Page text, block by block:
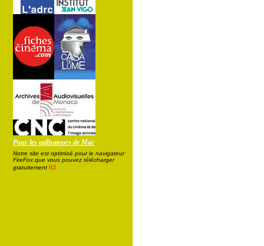
Pour les utilisateurs de Mac
Notre site est optimisé pour le navigateur
FireFox que vous pouvez télécharger
gratuitement ici